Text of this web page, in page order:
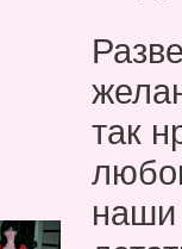
так
наши